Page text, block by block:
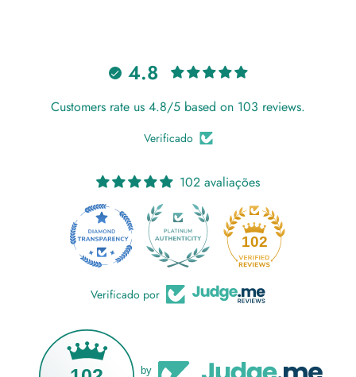
4.8
Customers rate us 4.8/5 based on 103 reviews.
Verificado
102 avaliações
102
Verificado por
by